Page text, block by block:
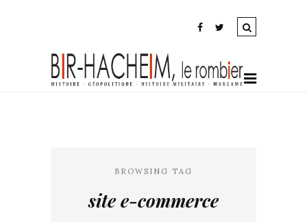
BROWSING TAG
site e-commerce